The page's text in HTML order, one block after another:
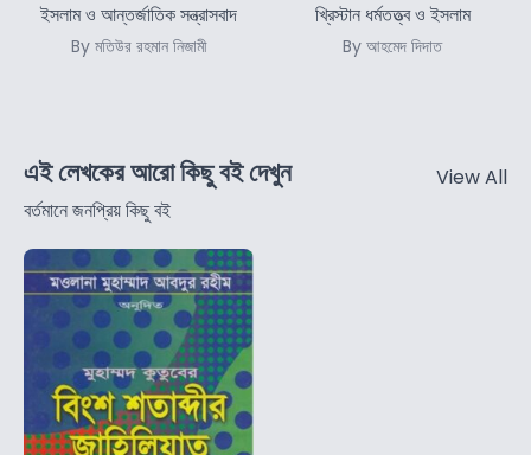
ইসলাম ও আন্তর্জাতিক সন্ত্রাসবাদ
By মতিউর রহমান নিজামী
খ্রিস্টান ধর্মতত্ত্ব ও ইসলাম
By আহমেদ দিদাত
এই লেখকের আরো কিছু বই দেখুন
বর্তমানে জনপ্রিয় কিছু বই
View All